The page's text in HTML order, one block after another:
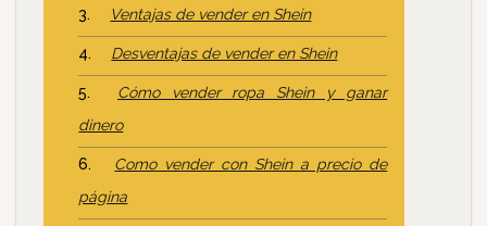
Ventajas de vender en Shein
Desventajas de vender en Shein
Cómo vender ropa Shein y ganar
dinero
Como vender con Shein a precio de
página